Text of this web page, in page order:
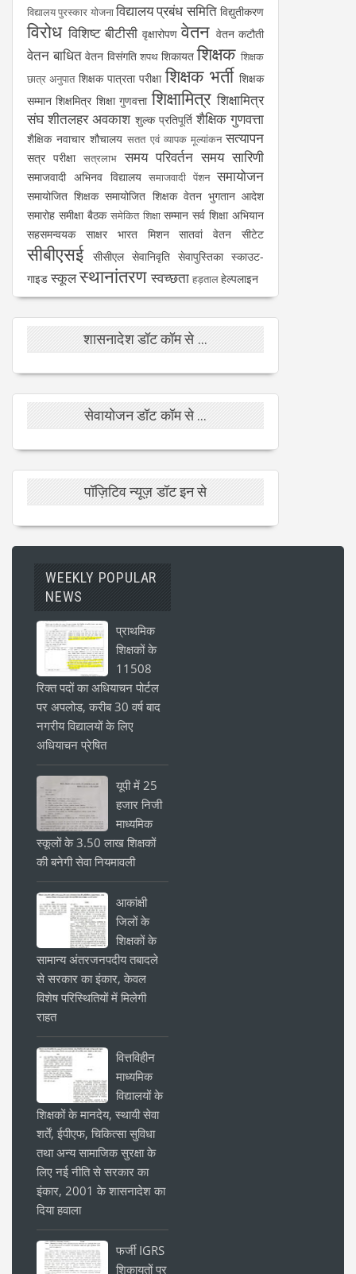
विद्यालय पुरस्कार योजनाविद्यालय प्रबंध समिति विद्युतीकरण
विरोध विशिष्ट बीटीसी वृक्षारोपण वेतन वेतन कटौती
वेतन बाधित वेतन विसंगति शपथ शिकायत शिक्षक शिक्षक
छात्र अनुपात शिक्षक पात्रता परीक्षा शिक्षक भर्ती शिक्षक
सम्मान शिक्षमित्र शिक्षा गुणवत्ता शिक्षामित्र शिक्षामित्र
संघ शीतलहर अवकाश शुल्क प्रतिपूर्ति शैक्षिक गुणवत्ता
शैक्षिक नवाचार शौचालय सतत एवं व्यापक मूल्यांकन सत्यापन
सत्र परीक्षा सत्रलाभ समय परिवर्तन समय सारिणी
समाजवादी अभिनव विद्यालय समाजवादी पेंशन समायोजन
समायोजित शिक्षक समायोजित शिक्षक वेतन भुगतान आदेश
समारोह समीक्षा बैठक समेकित शिक्षा सम्मान सर्व शिक्षा अभियान
सहसमन्वयक
साक्षर भारत मिशन सातवां वेतन सीटेट
सीबीएसई सीसीएल सेवानिवृति सेवापुस्तिका स्काउट-
गाइड स्कूलस्थानांतरण स्वच्छता हड़तालहेल्पलाइन
शासनादेश डॉट कॉम से ...
सेवायोजन डॉट कॉम से ...
पॉज़िटिव न्यूज़ डॉट इन से
WEEKLY POPULAR
NEWS
प्राथमिक
शिक्षकों के
11508
रिक्त पदों का अधियाचन पोर्टल
पर अपलोड, करीब 30 वर्ष बाद
नगरीय विद्यालयों के लिए
अधियाचन प्रेषित
यूपी में 25
हजार निजी
माध्यमिक
स्कूलों के 3.50 लाख शिक्षकों
की बनेगी सेवा नियमावली
आकांक्षी
जिलों के
शिक्षकों के
सामान्य अंतरजनपदीय तबादले
से सरकार का इंकार, केवल
विशेष परिस्थितियों में मिलेगी
राहत
वित्तविहीन
माध्यमिक
विद्यालयों के
शिक्षकों के मानदेय, स्थायी सेवा
शर्तें, ईपीएफ, चिकित्सा सुविधा
तथा अन्य सामाजिक सुरक्षा के
लिए नई नीति से सरकार का
इंकार, 2001 के शासनादेश का
दिया हवाला
फर्जी IGRS
शिकायतों पर